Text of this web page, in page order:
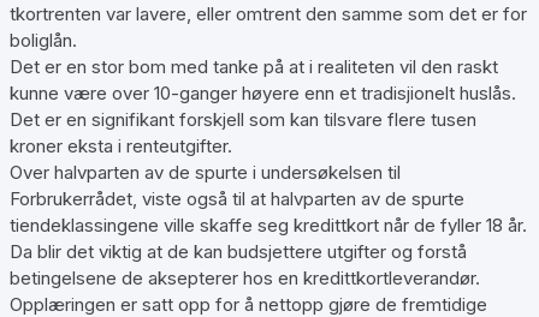
tkortrenten var lavere, eller omtrent den samme som det er for
boliglån.
Det er en stor bom med tanke på at i realiteten vil den raskt
kunne være over 10-ganger høyere enn et tradisjionelt huslås.
Det er en signifikant forskjell som kan tilsvare flere tusen
kroner eksta i renteutgifter.
Over halvparten av de spurte i undersøkelsen til
Forbrukerrådet, viste også til at halvparten av de spurte
tiendeklassingene ville skaffe seg kredittkort når de fyller 18 år.
Da blir det viktig at de kan budsjettere utgifter og forstå
betingelsene de aksepterer hos en kredittkortleverandør.
Opplæringen er satt opp for å nettopp gjøre de fremtidige